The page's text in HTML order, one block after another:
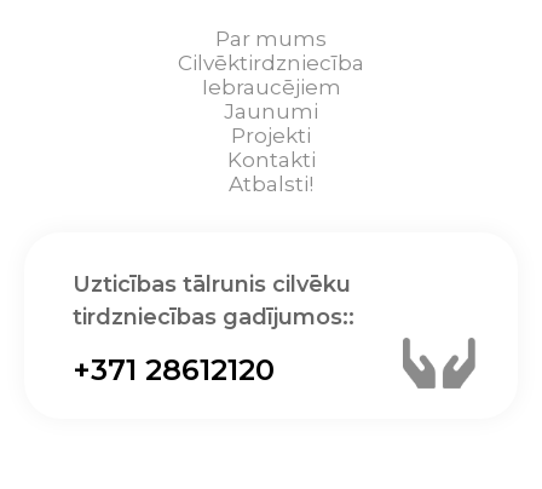
Par mums
Cilvēktirdzniecība
Iebraucējiem
Jaunumi
Projekti
Kontakti
Atbalsti!
Uzticības tālrunis cilvēku
tirdzniecības gadījumos::
+371 28612120